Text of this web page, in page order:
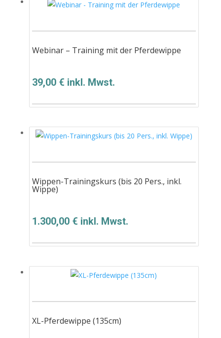
Webinar – Training mit der Pferdewippe
39,00 € inkl. Mwst.
Wippen-Trainingskurs (bis 20 Pers., inkl.
Wippe)
1.300,00 € inkl. Mwst.
XL-Pferdewippe (135cm)